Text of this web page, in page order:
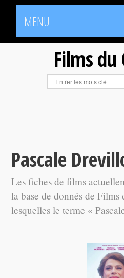
MENU
Films du
Pascale
Les fiches de films
la base de donnés de Films
lesquelles le terme «